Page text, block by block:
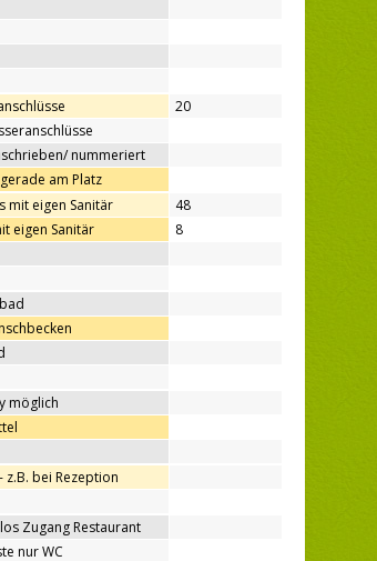
20
nummeriert
am Platz
mit eigen Sanitär
48
eigen Sanitär
8
möglich
z.B. bei Rezeption
Zugang Restaurant
nur WC